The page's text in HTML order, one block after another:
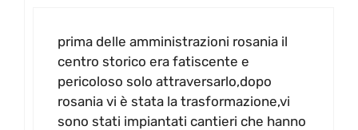
prima delle amministrazioni rosania il
centro storico era fatiscente e
pericoloso solo attraversarlo,dopo
rosania vi è stata la trasformazione,vi
sono stati impiantati cantieri che hanno